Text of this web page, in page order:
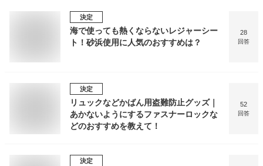
決定
海で使っても熱くならないレジャーシー
ト！砂浜使用に人気のおすすめは？
28
回答
決定
リュックなどかばん用盗難防止グッズ｜
あかないようにするファスナーロックな
どのおすすめを教えて！
52
回答
決定